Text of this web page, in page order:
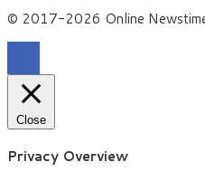
© 2017-2026 Online
Close
Privacy Overview